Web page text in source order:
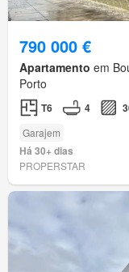
790 000 €
Apartamento em
Porto
T6 4
Garajem
Há 30+ dias
PROPERSTAR